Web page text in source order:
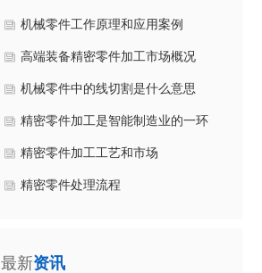
机械零件工作原理和应用案例
高端装备精密零件加工市场概况
机械零件中的线切割是什么意思
精密零件加工是智能制造业的一环
精密零件​加工工艺和市场
精密零件处理流程
最新资讯